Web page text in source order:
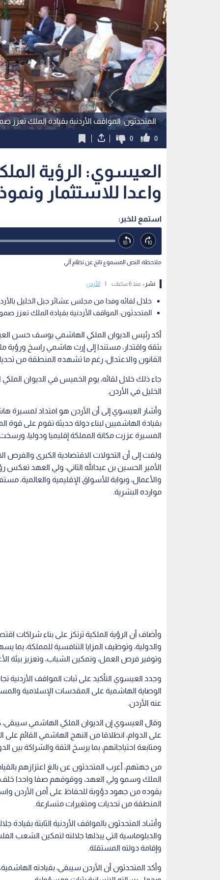
المتحدثون: المواقف الأردنية بقيادة الملك
0
0
العيسوي: الرؤية
واعدا للاستثمار
استمع للخبر:
ملاحظة: النص المسموع ناتج عن نظام آلي
نشر : منذ 6 ساعات | الأردن
خلال لقائه وفدا من مجلس عشائر جبل الخليل
المتحدثون: المواقف الأردنية بقيادة الملك
أكد رئيس الديوان الملكي الهاشمي يوسف حسن
بثقة واقتدار، مستندا إلى إرث هاشمي راسخ ورؤية
القانون والاعتدال، رغم ما تشهده المنطقة من
جاء ذلك خلال لقائه، يوم الخميس في الديوان
الخليل في الأردن.
وأشار العيسوي إلى أن الأردن هو امتداد لمسيرة
بقيادة الهاشميين لبناء دولة حديثة تقوم على
المسيرة عززت مكانة المملكة إقليميا ودوليا،
ولفت إلى أن التحولات الاقتصادية الكبرى والفرص
الأمير الحسين بن عبدالله الثاني، ولي العهد تعكس
والأعمال، وبوابة للأسواق الإقليمية والعالمية،
موارده البشرية.
وأضاف أن الرؤية الملكية ترتكز على بناء شراكات
والدولية، وتوظيف المزايا التنافسية للمملكة، بما
وتوفير فرص العمل، وتمكين الشباب، وتعزيز بيئة
وجدد العيسوي التأكيد على ثبات المواقف الأردنية
الوصاية الهاشمية على المقدسات الإسلامية
عنه الأردن.
وقال العيسوي إن الديوان الملكي الهاشمي سيبقى،
على الدوام، انطلاقا من النهج الهاشمي القائم على
ومتابعة احتياجاتهم، بما يرسخ الثقة والشراكة بين
من جهتهم، أعرب المتحدثون عن بالغ اعتزازهم
الملك وسمو ولي العهد، ووقوفهم صفا واحدا خلف
يقوده من جهود دؤوبة للحفاظ على أمن الأردن
المنطقة من تحديات ومتغيرات متسارعة.
وأشاد المتحدثون بالمواقف الأردنية الثابتة
والدبلوماسية التي يبذلها جلالته لتمكين الشعب
وإقامة دولته المستقلة.
وأكد المتحدثون أن الأردن سيبقى، بقيادته